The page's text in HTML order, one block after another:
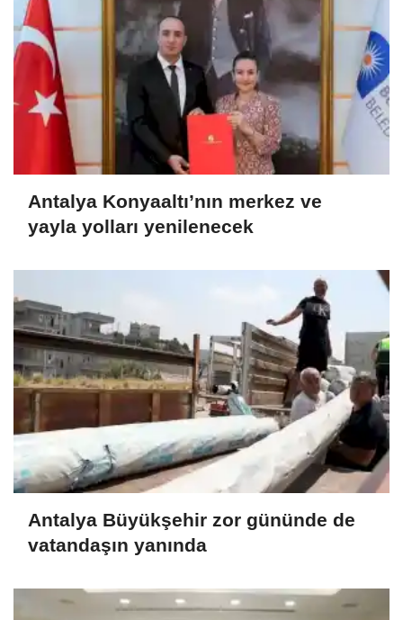
Antalya Konyaaltı’nın merkez ve
yayla yolları yenilenecek
Antalya Büyükşehir zor gününde de
vatandaşın yanında